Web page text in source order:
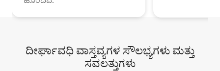
ದೀರ್ಘಾವಧಿ ವಾಸ್ತವ್ಯಗಳ ಸೌಲಭ್ಯಗಳು ಮತ್ತು
ಸವಲತ್ತುಗಳು